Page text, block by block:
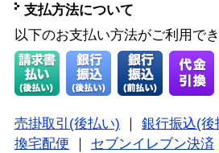
支払方法について
以下のお支払い方法がご利用で
売掛取引(後払い)
銀行振込(後
換宅配便
セブンイレブン決済